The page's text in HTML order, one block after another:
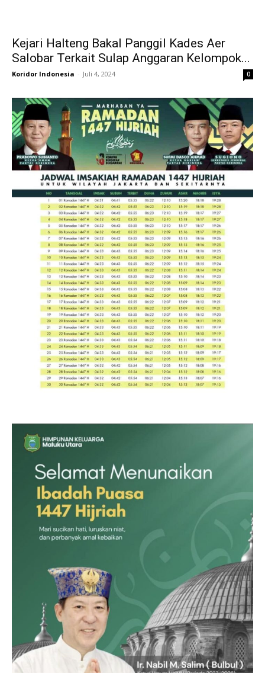
Kejari Halteng Bakal Panggil Kades Aer
Salobar Terkait Sulap Anggaran Kelompok...
Koridor Indonesia - Juli 4, 2024 0